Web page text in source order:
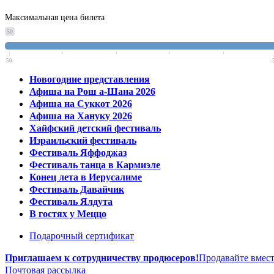
Максимальная цена билета
50
50
Новогодние представления
Афиша на Рош а-Шана 2026
Афиша на Суккот 2026
Афиша на Хануку 2026
Хайфский детский фестиваль
Израильский фестиваль
Фестиваль Яффоджаз
Фестиваль танца в Кармиэле
Конец лета в Иерусалиме
Фестиваль Давайчик
Фестиваль Ялдута
В гостях у Меццо
Подарочный сертификат
Приглашаем к сотрудничеству продюсеров!Продавайте
Почтовая рассылка